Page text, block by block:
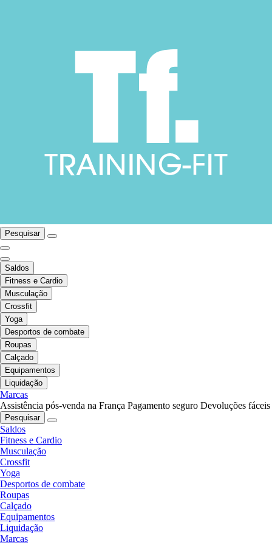
Pesquisar
Saldos
Fitness e Cardio
Musculação
Crossfit
Yoga
Desportos de combate
Roupas
Calçado
Equipamentos
Liquidação
Marcas
Assistência pós-venda na França Pagamento seguro Devoluções fáceis
Pesquisar
Saldos
Fitness e Cardio
Musculação
Crossfit
Yoga
Desportos de combate
Roupas
Calçado
Equipamentos
Liquidação
Marcas